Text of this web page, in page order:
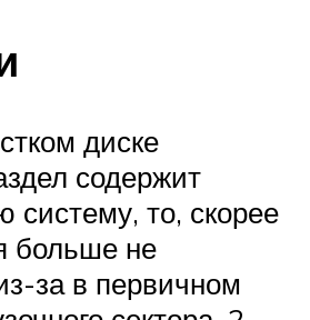
диске
содержит
систему, то, скорее
больше не
за в первичном